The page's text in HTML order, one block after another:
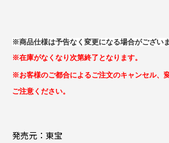
※商品仕様は予告なく変更になる場合がござい
※在庫がなくなり次第終了となります。
※お客様のご都合によるご注文のキャンセル、
ご注意ください。
発売元：東宝